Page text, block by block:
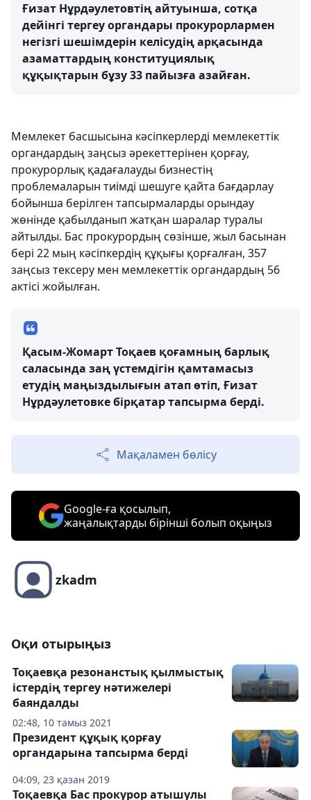
Ғизат Нұрдәулетовтің айтуынша, сотқа
дейінгі тергеу органдары прокурорлармен
негізгі шешімдерін келісудің арқасында
азаматтардың конституциялық
құқықтарын бұзу 33 пайызға азайған.
Мемлекет басшысына кәсіпкерлерді мемлекеттік
органдардың заңсыз әрекеттерінен қорғау,
прокурорлық қадағалауды бизнестің
проблемаларын тиімді шешуге қайта бағдарлау
бойынша берілген тапсырмаларды орындау
жөнінде қабылданып жатқан шаралар туралы
айтылды. Бас прокурордың сөзінше, жыл басынан
бері 22 мың кәсіпкердің құқығы қорғалған, 357
заңсыз тексеру мен мемлекеттік органдардың 56
актісі жойылған.
Қасым-Жомарт Тоқаев қоғамның барлық
саласында заң үстемдігін қамтамасыз
етудің маңыздылығын атап өтіп, Ғизат
Нұрдәулетовке бірқатар тапсырма берді.
Мақаламен бөлісу
Google-ға қосылып,
жаңалықтарды бірінші болып оқыңыз
zkadm
Оқи отырыңыз
02:48, 10 тамыз 2021
Тоқаевқа резонанстық қылмыстық
істердің тергеу нәтижелері
баяндалды
04:09, 23 қазан 2019
Президент құқық қорғау
органдарына тапсырма берді
Тоқаевқа Бас прокурор атышулы